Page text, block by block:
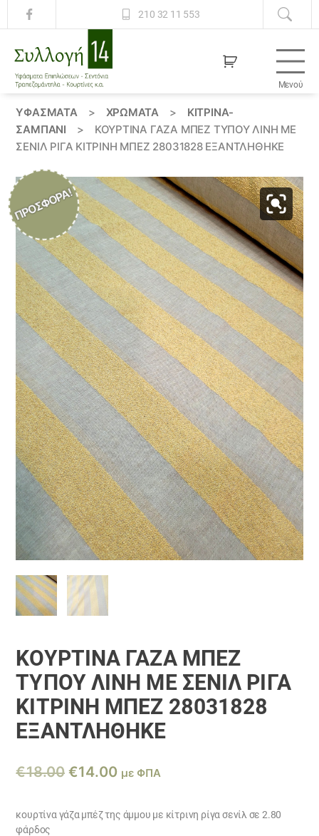
210 32 11 553
14
Μενού
ΥΦΆΣΜΑΤΑ > ΧΡΏΜΑΤΑ >
ΚΙΤΡΙΝΑ-
ΣΑΜΠΑΝΙ
>
ΚΟΥΡΤΊΝΑ ΓΆΖΑ ΜΠΈΖ ΤΎΠΟΥ ΛΙΝΉ ΜΕ
ΣΕΝΊΛ ΡΊΓΑ ΚΊΤΡΙΝΗ ΜΠΈΖ 28031828 ΕΞΑΝΤΛΗΘΗΚΕ
ΠΡΟΣΦΟΡΆ!
ΚΟΥΡΤΊΝΑ ΓΆΖΑ ΜΠΈΖ
ΤΎΠΟΥ ΛΙΝΉ ΜΕ ΣΕΝΊΛ ΡΊΓΑ
ΚΊΤΡΙΝΗ ΜΠΈΖ 28031828
ΕΞΑΝΤΛΗΘΗΚΕ
€18.00 Original
was:
€14.00Η
τιμή
με ΦΠΑ
κουρτίνα γάζα μπέζ της άμμου με κίτρινη ρίγα σενίλ σε 2.80
φάρδος